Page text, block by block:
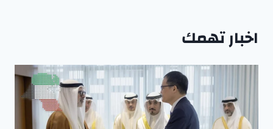
اخبار تهمك